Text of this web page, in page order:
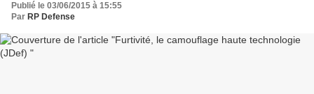
Publié le 03/06/2015 à 15:55
Par RP Defense